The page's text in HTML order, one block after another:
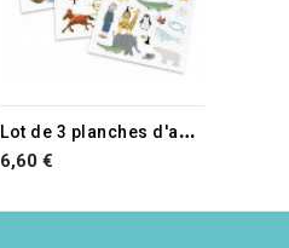
L
ot de 3 planches d'autocollants - motifs enfants
6,60 €